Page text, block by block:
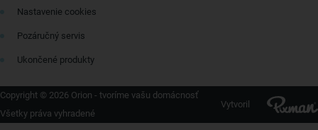
Nastavenie cookies
Pozáručný servis
Ukončené produkty
Copyright © 2026 Orion - tvoríme vašu domácnosť
Všetky práva vyhradené
Vytvoril